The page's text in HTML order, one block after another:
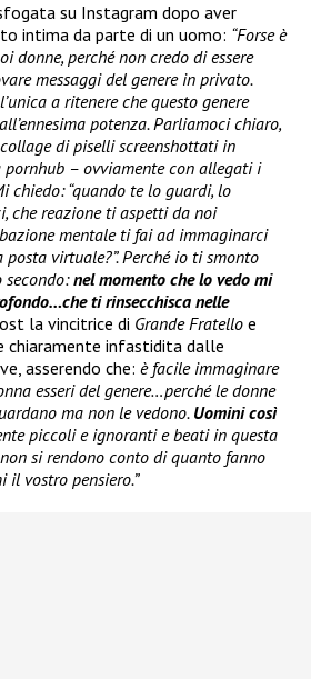
su Instagram dopo aver
intima da parte di un uomo: “Forse è
donne, perché non credo di essere
messaggi del genere in privato.
a ritenere che questo genere
potenza. Parliamoci chiaro,
di piselli screenshottati in
– ovviamente con allegati i
chiedo: “quando te lo guardi, lo
che reazione ti aspetti da noi
mentale ti fai ad immaginarci
virtuale?”. Perché io ti smonto
secondo:nel momento che lo vedo mi
ti rinsecchisca nelle
la vincitrice di Grande Fratello e
chiaramente infastidita dalle
asserendo che: è facile immaginare
esseri del genere…perché le donne
ma non le vedono. Uomini così
piccoli e ignoranti e beati in questa
si rendono conto di quanto fanno
il vostro pensiero.”